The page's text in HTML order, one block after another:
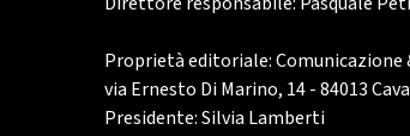
Proprietà editoriale:
via Ernesto Di Marino, 14 - 84013
Presidente: Silvia Lamberti